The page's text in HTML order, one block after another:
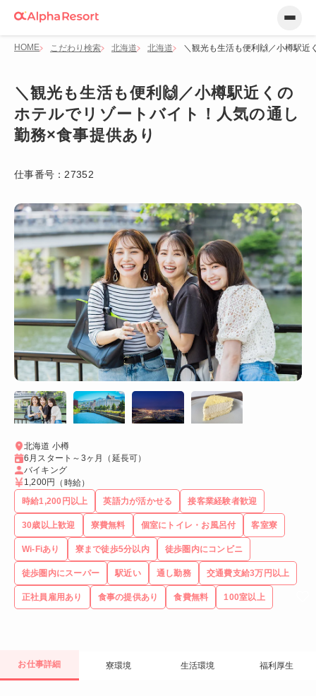
HOME こだわり検索 北海道 北海道 ＼観光も生活も便利🙌／小樽駅近
＼観光も生活も便利🙌／小樽駅近くの
ホテルでリゾートバイト！人気の通し
勤務×食事提供あり
仕事番号： 27352
北海道 小樽
6月スタート～3ヶ月（延長可）
バイキング
1,200円
（時給）
時給1,200円以上
英語力が活かせる 接客業経験者歓迎
30歳以上歓迎 寮費無料 個室にトイレ・お風呂付 客室寮
Wi-Fiあり 寮まで徒歩5分以内 徒歩圏内にコンビニ
徒歩圏内にスーパー 駅近い 通し勤務 交通費支給3万円以上
正社員雇用あり 食事の提供あり 食費無料 100室以上
お仕事詳細 寮環境 生活環境 福利厚生